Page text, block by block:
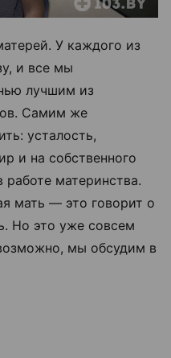
У каждого из
и все мы
лучшим из
Самим же
усталость,
и на собственного
материнства.
мать — это говорит о
Но это уже совсем
мы обсудим в